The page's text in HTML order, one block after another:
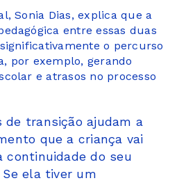
Sonia Dias, explica que a
entre essas duas
o percurso
por exemplo, gerando
e atrasos no processo
de transição ajudam a
que a criança vai
continuidade do seu
ela tiver um